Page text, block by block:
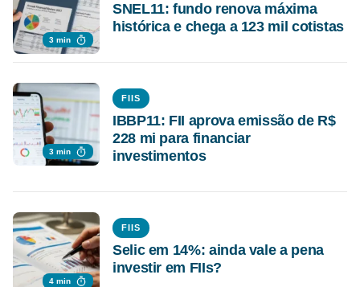
3 min
SNEL11: fundo renova máxima
histórica e chega a 123 mil cotistas
3 min
FIIS
IBBP11: FII aprova emissão de R$
228 mi para financiar
investimentos
4 min
FIIS
Selic em 14%: ainda vale a pena
investir em FIIs?